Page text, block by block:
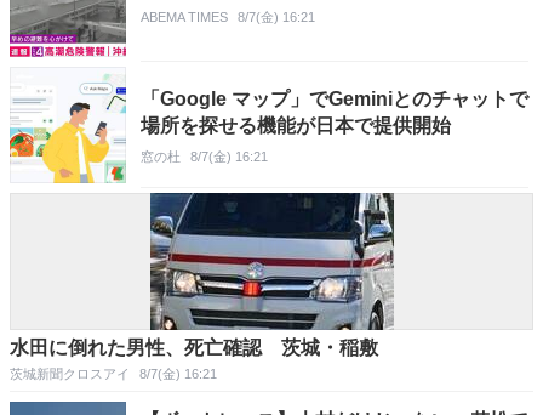
ABEMA TIMES 8/7(金) 16:21
「Google マップ」でGeminiとのチャットで
場所を探せる機能が日本で提供開始
窓の杜 8/7(金) 16:21
水田に倒れた男性、死亡確認 茨城・稲敷
茨城新聞クロスアイ 8/7(金) 16:21